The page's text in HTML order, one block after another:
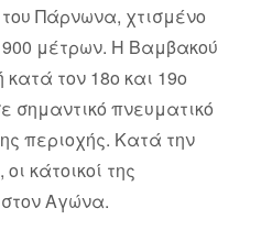
του Πάρνωνα, χτισμένο
μέτρων. Η Βαμβακού
τον 18ο και 19ο
πνευματικό
περιοχής. Κατά την
κάτοικοί της
Αγώνα.